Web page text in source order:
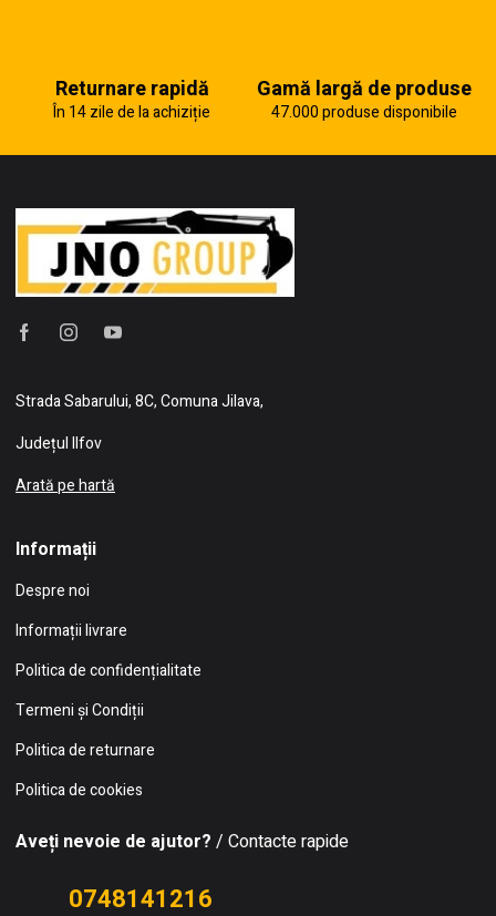
Returnare rapidă
În 14 zile de la achiziție
Gamă largă de produse
47.000 produse disponibile
Strada Sabarului, 8C, Comuna Jilava,
Județul Ilfov
Arată pe hartă
Informații
Despre noi
Informații livrare
Politica de confidențialitate
Termeni și Condiții
Politica de returnare
Politica de cookies
Aveți nevoie de ajutor? / Contacte rapide
0748141216